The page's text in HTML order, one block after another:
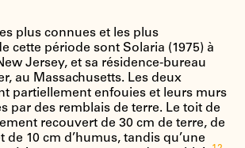
plus connues et les plus
cette période sont Solaria (1975) à
Jersey, et sa résidence-bureau
au Massachusetts. Les deux
partiellement enfouies et leurs murs
par des remblais de terre. Le toit de
recouvert de 30 cm de terre, de
de 10 cm d’humus, tandis qu’une